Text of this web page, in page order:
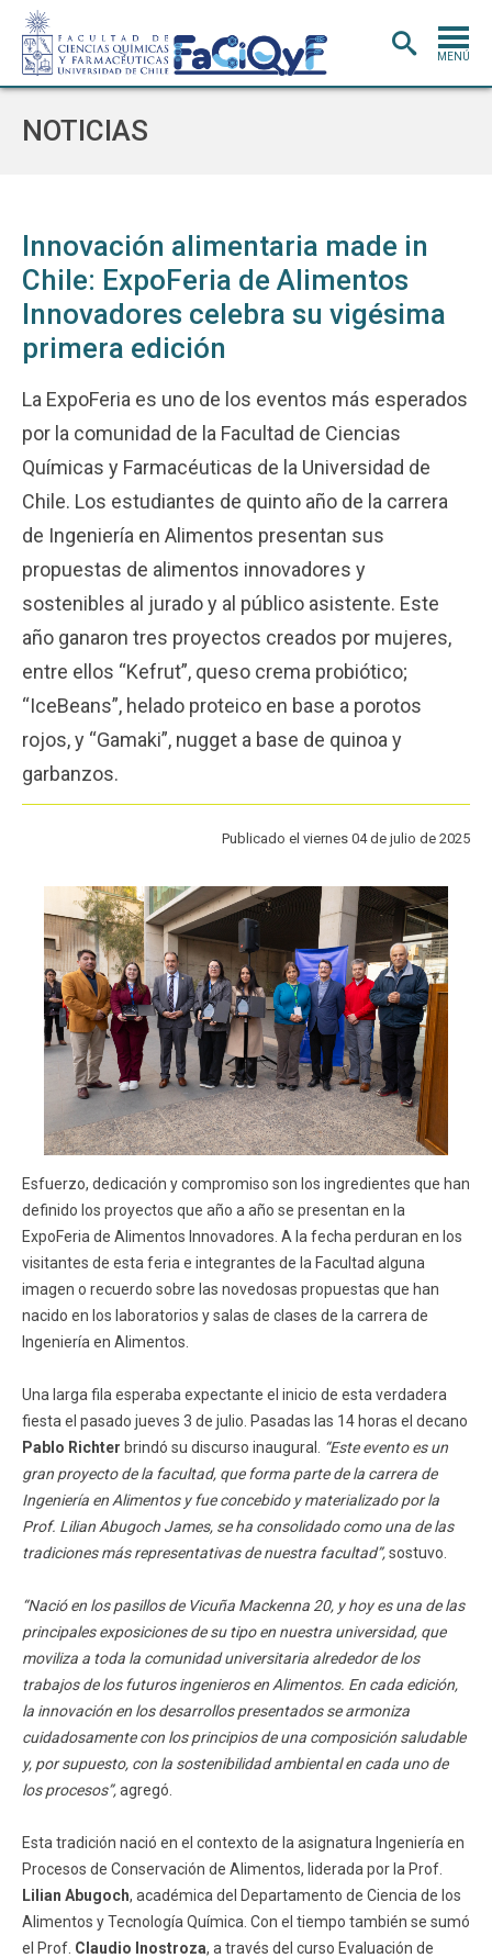
MENÚ
POSTGRADO
INVESTIGACIÓN E INNOVACIÓN
EXTENSIÓNY VINCULACIÓN
BIBLIOTECA
DEPARTAMENTOS
FACULTAD
Funcionarios Egresados
NOTICIAS
Innovación alimentaria made in
Chile: ExpoFeria de Alimentos
Innovadores celebra su vigésima
primera edición
La ExpoFeria es uno de los eventos más esperados
por la comunidad de la Facultad de Ciencias
Químicas y Farmacéuticas de la Universidad de
Chile. Los estudiantes de quinto año de la carrera
de Ingeniería en Alimentos presentan sus
propuestas de alimentos innovadores y
sostenibles al jurado y al público asistente. Este
año ganaron tres proyectos creados por mujeres,
entre ellos “Kefrut”, queso crema probiótico;
“IceBeans”, helado proteico en base a porotos
rojos, y “Gamaki”, nugget a base de quinoa y
garbanzos.
Publicado el viernes 04 de julio de 2025
Esfuerzo, dedicación y compromiso son los ingredientes que han
definido los proyectos que año a año se presentan en la
ExpoFeria de Alimentos Innovadores. A la fecha perduran en los
visitantes de esta feria e integrantes de la Facultad alguna
imagen o recuerdo sobre las novedosas propuestas que han
nacido en los laboratorios y salas de clases de la carrera de
Ingeniería en Alimentos.
Una larga fila esperaba expectante el inicio de esta verdadera
fiesta el pasado jueves 3 de julio. Pasadas las 14 horas el decano
Pablo Richter brindó su discurso inaugural.
“Este evento es un
gran proyecto de la facultad, que forma parte de la carrera de
Ingeniería en Alimentos y fue concebido y materializado por la
Prof. Lilian Abugoch James, se ha consolidado como una de las
tradiciones más representativas de nuestra facultad”,sostuvo.
“Nació en los pasillos de Vicuña Mackenna 20, y hoy es una de las
principales exposiciones de su tipo en nuestra universidad, que
moviliza a toda la comunidad universitaria alrededor de los
trabajos de los futuros ingenieros en Alimentos. En cada edición,
la innovación en los desarrollos presentados se armoniza
cuidadosamente con los principios de una composición saludable
y, por supuesto, con la sostenibilidad ambiental en cada uno de
los procesos”,agregó.
Esta tradición nació en el contexto de la asignatura Ingeniería en
Procesos de Conservación de Alimentos, liderada por la Prof.
Lilian Abugoch, académica del Departamento de Ciencia de los
Alimentos y Tecnología Química. Con el tiempo también se sumó
el Prof. Claudio Inostroza, a través del curso Evaluación de